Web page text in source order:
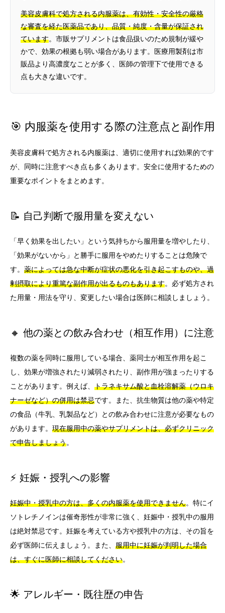
美容皮膚科で処方される内服薬は、有効性・安全性の厳格
な審査を経た医薬品であり、品質・純度・含量が保証され
ています。市販サプリメントは食品扱いのため規制が緩や
かで、効果の根拠も弱い場合があります。医療用製剤は市
販品より高濃度なことが多く、医師の管理下で使用できる
点も大きな違いです。
🎯 内服薬を使用する際の注意点と副作用
美容皮膚科で処方される内服薬は、適切に使用すれば効果的です
が、同時に注意すべき点も多くあります。安全に使用するための
重要なポイントをまとめます。
📝 自己判断で服用量を変えない
「早く効果を出したい」という気持ちから服用量を増やしたり、
「効果がないから」と勝手に服用をやめたりすることは危険で
す。 薬によっては急な中断が症状の悪化を引き起こすものや、過
剰摂取により重篤な副作用が出るものもあります。必ず処方され
た用量・用法を守り、変更したい場合は医師に相談しましょう。
🔸 他の薬との飲み合わせ（相互作用）に注意
複数の薬を同時に服用している場合、薬同士が相互作用を起こ
し、効果が増強されたり減弱されたり、副作用が強まったりする
ことがあります。例えば、 トラネキサム酸と血栓溶解薬（ウロキ
ナーゼなど）の併用は禁忌です。また、抗生物質は他の薬や特定
の食品（牛乳、乳製品など）との飲み合わせに注意が必要なもの
があります。 現在服用中の薬やサプリメントは、必ずクリニック
で申告しましょう。
⚡ 妊娠・授乳への影響
妊娠中・授乳中の方は、多くの内服薬を使用できません。特にイ
ソトレチノインは催奇形性が非常に強く、妊娠中・授乳中の服用
は絶対禁忌です。妊娠を考えている方や授乳中の方は、その旨を
必ず医師に伝えましょう。また、 服用中に妊娠が判明した場合
は、すぐに医師に相談してください。
🌟 アレルギー・既往歴の申告